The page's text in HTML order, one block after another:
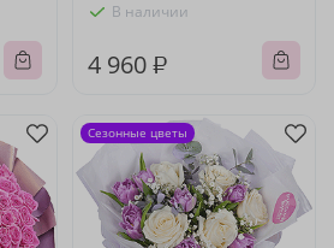
В наличии
4 960 ₽
Сезонные цветы